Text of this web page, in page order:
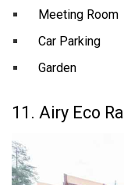
Meeting Room
Car Parking
Garden
11. Airy Eco